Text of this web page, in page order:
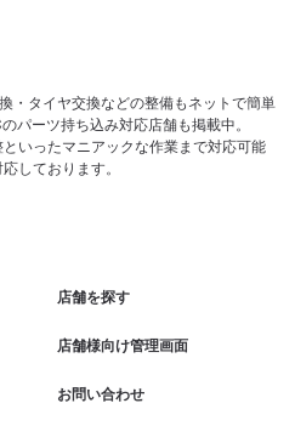
・タイヤ交換などの整備もネットで簡単
パーツ持ち込み対応店舗も掲載中。
いったマニアックな作業まで対応可能
しております。
店舗を探す
店舗様向け管理画面
お問い合わせ